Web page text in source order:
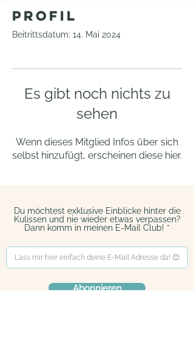
Profil
Beitrittsdatum: 14. Mai 2024
Es gibt noch nichts zu
sehen
Wenn dieses Mitglied Infos über sich
selbst hinzufügt, erscheinen diese hier.
Du möchtest exklusive Einblicke hinter die
Kulissen und nie wieder etwas verpassen?
Dann komm in meinen E-Mail Club!
Abonnieren